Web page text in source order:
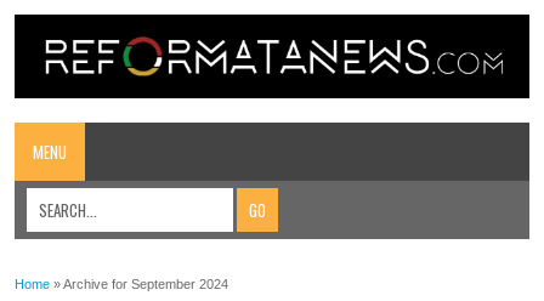
MENU
Home »Archive for September 2024